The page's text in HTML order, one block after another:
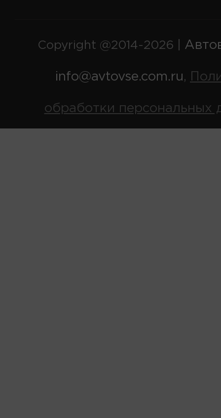
Copyright @2014-2026 |
info@avtovse.com.ru,
обработки персональных